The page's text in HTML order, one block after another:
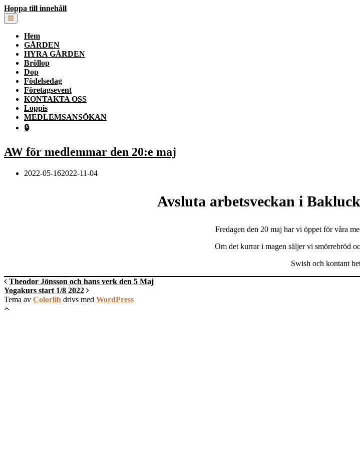
Hoppa till innehåll
Hem
GÅRDEN
HYRA GÅRDEN
Bröllop
Dop
Födelsedag
Företagsevent
KONTAKTA OSS
Loppis
MEDLEMSANSÖKAN
🔒
AW för medlemmar den 20:e maj
2022-05-162022-11-04
Avsluta arbetsveckan i
Fredagen den 20 maj har vi öppet för våra
Om det kurrar i magen säljer vi smörrebröd
Swish och kontant
Theodor Jönsson och hans verk den 5 Maj
Yogakurs start 1/8 2022
Tema av Colorlib drivs med WordPress